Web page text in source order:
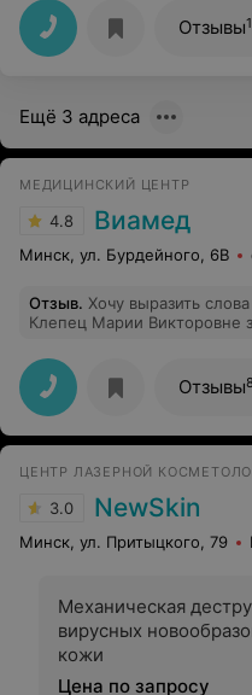
Огромная благодарность,
кем сравнить. Прошла
профессора.
Отзывы
Ещё 3 адреса
МЕДИЦИНСКИЙ ЦЕНТР
4.8 Виамед
Минск, ул. Бурдейного, 6В
Отзыв. Хочу выразить
Клепец Марии Викторовне
внимательным отношением
компетентным подходом к
обратившись ко врачу,
истинному специалисту,
довериться. Огромное Вам
Отзывы
ЦЕНТР ЛАЗЕРНОЙ
3.0 NewSkin
Минск, ул. Притыцкого, 79
Механическая
вирусных
кожи
Цена по запросу